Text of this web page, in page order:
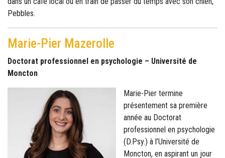
Pebbles.
Marie-Pier Mazerolle
Doctorat professionnel en psychologie – Université de
Moncton
Marie-Pier termine
présentement sa première
année au Doctorat
professionnel en psychologie
(D.Psy.) à l’Université de
Moncton, en aspirant un jour